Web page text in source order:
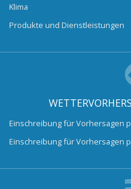
Klima
Produkte und Dienstleistungen
Einschreibung für Vorhersagen
Einschreibung für Vorhersagen